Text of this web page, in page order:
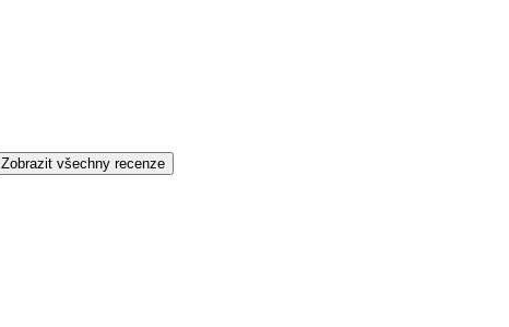
Zobrazit všechny recenze